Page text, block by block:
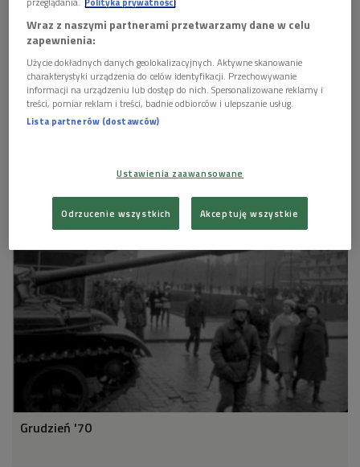
Bezpośrednią przyczyną strajków i demonstracji była wprowadzona 12
żądaniem ukarania winnych masakry robotników na Wybrzeżu
Grudzień '70
Wraz z naszymi partnerami przetwarzamy dane w celu
zapewnienia:
Użycie dokładnych danych geolokalizacyjnych. Aktywne skanowanie
charakterystyki urządzenia do celów identyfikacji. Przechowywanie
informacji na urządzeniu lub dostęp do nich. Spersonalizowane reklamy i
treści, pomiar reklam i treści, badnie odbiorców i ulepszanie usług.
Lista partnerów (dostawców)
Ustawienia zaawansowane
Odrzucenie wszystkich Akceptuję wszystkie